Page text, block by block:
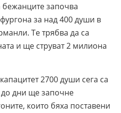
започва
за над 400 души в
Те трябва да са
и ще струват 2 милиона
2700 души сега са
до дни ще започне
които бяха поставени